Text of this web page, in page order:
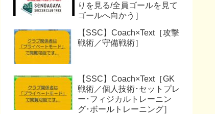
りを見る/全員ゴールを見て
ゴールへ向かう］
【SSC】Coach×Text［攻撃
戦術／守備戦術］
【SSC】Coach×Text［GK
戦術／個人技術･セットプレ
ー･フィジカルトレーニン
グ･ボールトレーニング］